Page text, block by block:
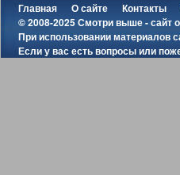
Главная О сайте Контакты
© 2008-2025 Смотри выше - сайт
При использовании материалов
Если у вас есть вопросы или